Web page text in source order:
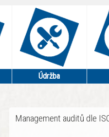
Údržba
Management auditů dle